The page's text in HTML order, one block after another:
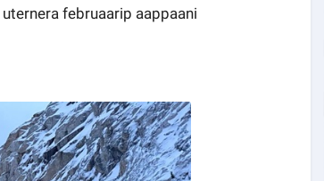
februaarip aappaani